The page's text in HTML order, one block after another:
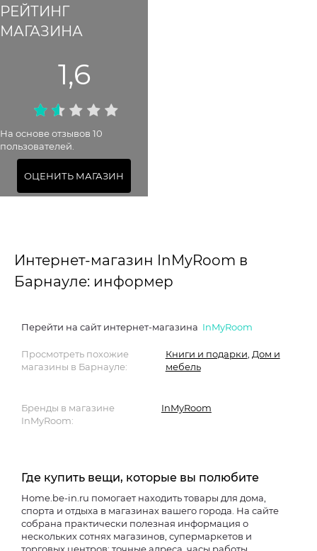
РЕЙТИНГ
МАГАЗИНА
1,6
На основе отзывов 10
пользователей.
ОЦЕНИТЬ МАГАЗИН
Интернет-магазин InMyRoom в
Барнауле: информер
Перейти на сайт интернет-магазина InMyRoom
Просмотреть похожие
магазины в Барнауле:
Книги и подарки Дом и
мебель
Бренды в магазине
InMyRoom:
InMyRoom
Где купить вещи, которые вы полюбите
Home.be-in.ru помогает находить товары для дома,
спорта и отдыха в магазинах вашего города. На сайте
собрана практически полезная информация о
нескольких сотнях магазинов, супермаркетов и